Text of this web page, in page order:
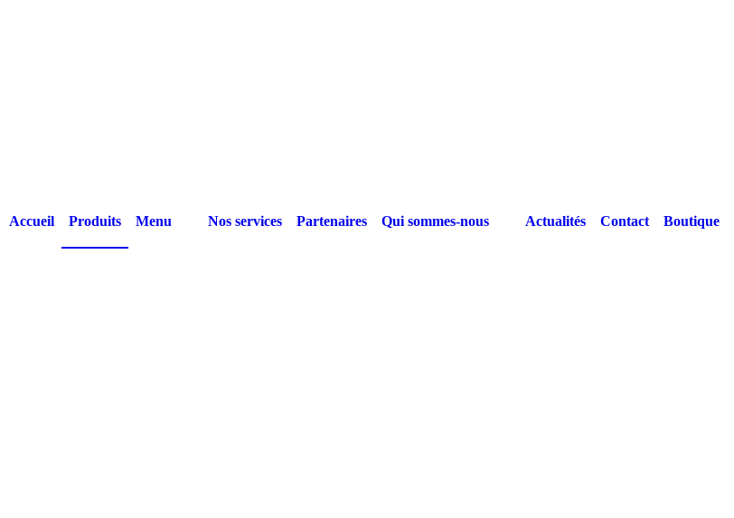
Accueil
Produits Menu Nos services Partenaires Qui sommes-nous Actualités Contact Boutique